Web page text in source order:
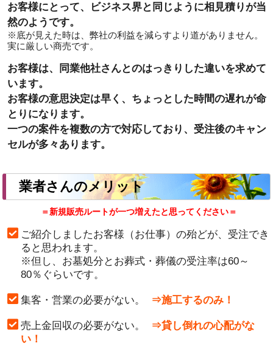
お客様にとって、ビジネス界と同じように相見積りが当
然のようです。
※底が見えた時は、弊社の利益を減らすより道がありません。
実に厳しい商売です。
お客様は、同業他社さんとのはっきりした違いを求めて
います。
お客様の意思決定は早く、ちょっとした時間の遅れが命
とりになります。
一つの案件を複数の方で対応しており、受注後のキャン
セルが多々あります。
業者さんのメリット
＝新規販売ルートが一つ増えたと思ってください＝
ご紹介しましたお客様（お仕事）の殆どが、受注でき
ると思われます。
※但し、お墓処分とお葬式・葬儀の受注率は60～
80％ぐらいです。
集客・営業の必要がない。 ⇒施工するのみ！
売上金回収の必要がない。
⇒貸し倒れの心配がな
い！